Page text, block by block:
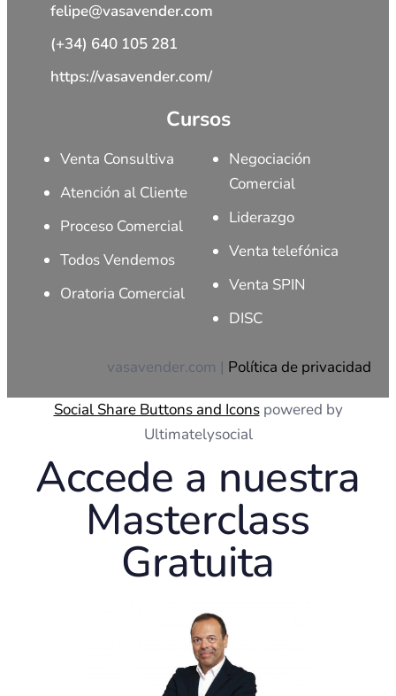
felipe@vasavender.com
(+34) 640 105 281
https://vasavender.com/
Cursos
Venta Consultiva
Atención al Cliente
Proceso Comercial
Todos Vendemos
Oratoria Comercial
Negociación
Comercial
Liderazgo
Venta telefónica
Venta SPIN
DISC
vasavender.com | Política de privacidad
Social Share Buttons and Iconspowered by
Ultimatelysocial
Accede a nuestra
Masterclass
Gratuita